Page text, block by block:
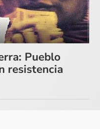
Pueblo
resistencia